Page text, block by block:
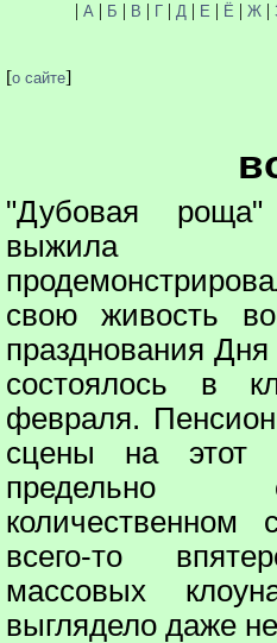
| А | Б | В | Г| Д | Е | Ё | Ж|
[о сайте]
"Дубовая
свою живость
празднования
состоялось в
февраля.
сцены на этот
предельно
всего-то
массовых
выглядело даже